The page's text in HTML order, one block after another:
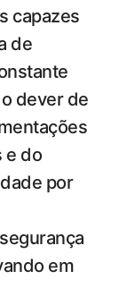
capazes
de
dever de
e do
por
em